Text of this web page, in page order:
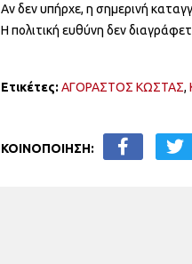
Αν δεν υπήρχε, η σημερινή
Η πολιτική ευθύνη δεν
Ετικέτες: ΑΓΟΡΑΣΤΟΣ ΚΩΣΤΑΣ,
ΚΟΙΝΟΠΟΙΗΣΗ: